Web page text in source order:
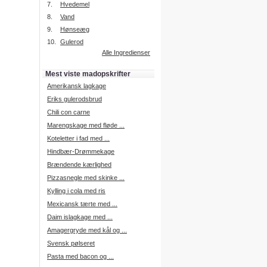
Intelligent søgning
Få foreslået opskrifter.
Prøv vores nye "Foreslå
Læs mere her.
Vi har nu oprettet et mad forum,
hvor i kan dele jeres erfaringer.
Log på med dine oplysninger fra
Madopskrifter.nu.
Gå til forum
Indkøbsliste på SMS
på SMS.
For at benytte SMS funktionen,
7.
Hvedemel
8.
Vand
9.
Hønseæg
10.
Gulerod
Alle Ingredienser
Mest viste madopskrifter
Amerikansk lagkage
Eriks gulerodsbrud
Chili con carne
Marengskage med fløde ...
Koteletter i fad med ...
Hindbær-Drømmekage
Brændende kærlighed
Pizzasnegle med skinke ...
Kylling i cola med ris
Mexicansk tærte med ...
Daim islagkage med ...
Amagergryde med kål og ...
Svensk pølseret
Pasta med bacon og ...